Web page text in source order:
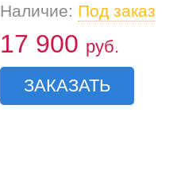
Наличие: Под заказ
17 900 руб.
ЗАКАЗАТЬ